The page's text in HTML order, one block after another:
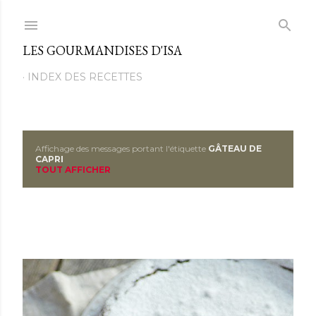
LES GOURMANDISES D'ISA
INDEX DES RECETTES
M
e
a
g
Affichage des messages portant l'étiquette GÂTEAU DE
CAPRI
TOUT AFFICHER